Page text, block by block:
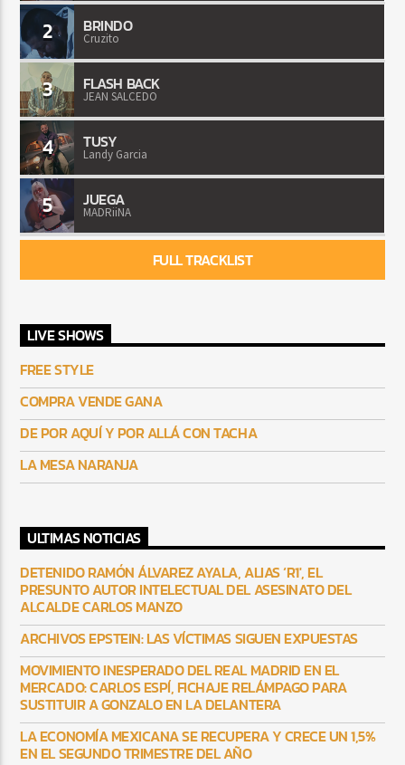
2 BRINDO
Cruzito
3 FLASH BACK
JEAN SALCEDO
4 TUSY
Landy Garcia
5 JUEGA
MADRiiNA
FULL TRACKLIST
LIVE SHOWS
FREE STYLE
COMPRA VENDE GANA
DE POR AQUÍ Y POR ALLÁ CON TACHA
LA MESA NARANJA
ULTIMAS NOTICIAS
DETENIDO RAMÓN ÁLVAREZ AYALA, ALIAS ‘R1′, EL
PRESUNTO AUTOR INTELECTUAL DEL ASESINATO DEL
ALCALDE CARLOS MANZO
ARCHIVOS EPSTEIN: LAS VÍCTIMAS SIGUEN EXPUESTAS
MOVIMIENTO INESPERADO DEL REAL MADRID EN EL
MERCADO: CARLOS ESPÍ, FICHAJE RELÁMPAGO PARA
SUSTITUIR A GONZALO EN LA DELANTERA
LA ECONOMÍA MEXICANA SE RECUPERA Y CRECE UN 1,5%
EN EL SEGUNDO TRIMESTRE DEL AÑO